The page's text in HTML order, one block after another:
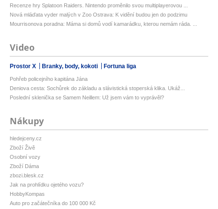
Recenze hry Splatoon Raiders. Nintendo proměnilo svou multiplayerovou ...
Nová mláďata vyder malých v Zoo Ostrava: K vidění budou jen do podzimu
Mourrisonova poradna: Máma si domů vodí kamarádku, kterou nemám ráda. ...
Video
Prostor X Branky, body, kokoti Fortuna liga
Pohřeb policejního kapitána Jána
Deniova cesta: Sochůrek do základu a slávistická stoperská klika. Ukáž...
Poslední sklenička se Samem Neillem: Už jsem vám to vyprávěl?
Nákupy
hledejceny.cz
Zboží Živě
Osobní vozy
Zboží Dáma
zbozi.blesk.cz
Jak na prohlídku ojetého vozu?
HobbyKompas
Auto pro začátečníka do 100 000 Kč